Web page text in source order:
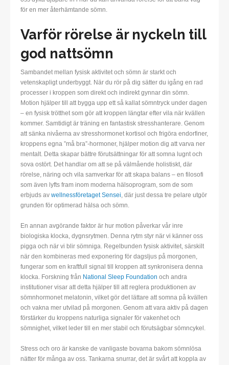
för en mer återhämtande sömn.
Varför rörelse är nyckeln till
god nattsömn
Sambandet mellan fysisk aktivitet och sömn är starkt och
vetenskapligt underbyggt. När du rör på dig sätter du igång en rad
processer i kroppen som direkt och indirekt gynnar din sömn.
Motion hjälper till att bygga upp ett så kallat sömntryck under dagen
– en fysisk trötthet som gör att kroppen längtar efter vila när kvällen
kommer. Samtidigt är träning en fantastisk stresshanterare. Genom
att sänka nivåerna av stresshormonet kortisol och frigöra endorfiner,
kroppens egna ”må bra”-hormoner, hjälper motion dig att varva ner
mentalt. Detta skapar bättre förutsättningar för att somna lugnt och
sova ostört. Det handlar om att se på välmående holistiskt, där
rörelse, näring och vila samverkar för att skapa balans – en filosofi
som även lyfts fram inom moderna hälsoprogram, som de som
erbjuds av wellnessföretaget Sensei, där just dessa tre pelare utgör
grunden för optimerad hälsa och sömn.
En annan avgörande faktor är hur motion påverkar vår inre
biologiska klocka, dygnsrytmen. Denna rytm styr när vi känner oss
pigga och när vi blir sömniga. Regelbunden fysisk aktivitet, särskilt
när den kombineras med exponering för dagsljus på morgonen,
fungerar som en kraftfull signal till kroppen att synkronisera denna
klocka. Forskning från National Sleep Foundation och andra
institutioner visar att detta hjälper till att reglera produktionen av
sömnhormonet melatonin, vilket gör det lättare att somna på kvällen
och vakna mer utvilad på morgonen. Genom att vara aktiv på dagen
förstärker du kroppens naturliga signaler för vakenhet och
sömnighet, vilket leder till en mer stabil och förutsägbar sömncykel.
Stress och oro är kanske de vanligaste bovarna bakom sömnlösa
nätter för många av oss. Tankarna snurrar, det är svårt att koppla av